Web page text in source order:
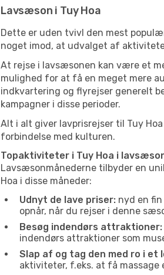
Lavsæson i Tuy Hoa
Dette er uden tvivl den mest
noget imod, at udvalget af
At rejse i lavsæsonen kan være et
mulighed for at få en meget mere
indkvartering og flyrejser generelt
kampagner i disse perioder.
Alt i alt giver lavprisrejser til Tuy
forbindelse med kulturen.
Topaktiviteter i Tuy Hoa i
Lavsæsonmånederne tilbyder en
Hoa i disse måneder:
Udnyt de lave priser: nyd en
opnår, når du rejser i denne
Besøg indendørs attraktioner:
indendørs attraktioner som
Slap af og tag den med ro i et
aktiviteter, f.eks. at få massage